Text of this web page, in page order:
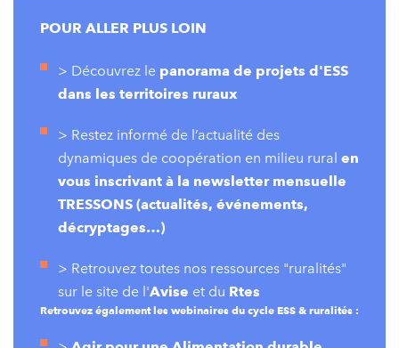
POUR ALLER PLUS LOIN
> Découvrez le panorama de projets d'ESS
dans les territoires ruraux
> Restez informé de l’actualité des
dynamiques de coopération en milieu rural en
vous inscrivant à la newsletter mensuelle
TRESSONS (actualités, événements,
décryptages…)
> Retrouvez toutes nos ressources "ruralités"
sur le site de l'Avise et du Rtes
Retrouvez également les webinaires du cycle ESS & ruralités :